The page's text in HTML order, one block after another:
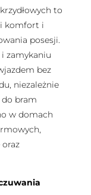
to
komfort i
posesji.
zamykaniu
bez
niezależnie
bram
w domach